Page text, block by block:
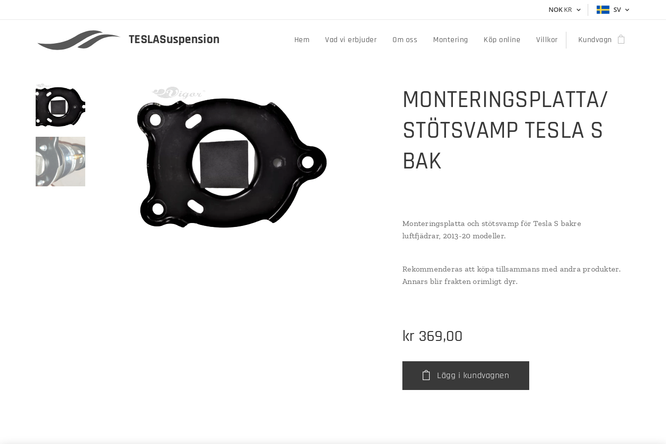
NOK KR SV
TESLASuspension Hem Vad vi erbjuder Om oss Montering Köp online Villkor Kundvagn
MONTERINGSPLATTA/
STÖTSVAMP TESLA S
BAK
Monteringsplatta och stötsvamp för Tesla S bakre
luftfjädrar, 2013-20 modeller.
Rekommenderas att köpa tillsammans med andra produkter.
Annars blir frakten orimligt dyr.
kr 369,00
Lägg i kundvagnen